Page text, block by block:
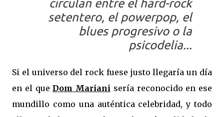
circulan entre el hard-rock
setentero, el powerpop, el
blues progresivo o la
psicodelia...
Si el universo del rock fuese justo llegaría un día
en el queDom Mariani sería reconocido en ese
mundillo como una auténtica celebridad, y todo